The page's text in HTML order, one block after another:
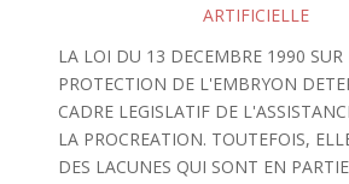
ARTIFICIELLE
LA LOI DU 13 DECEMBRE 1990 SUR
PROTECTION DE L'EMBRYON
CADRE LEGISLATIF DE
LA PROCREATION. TOUTEFOIS,
DES LACUNES QUI SONT EN